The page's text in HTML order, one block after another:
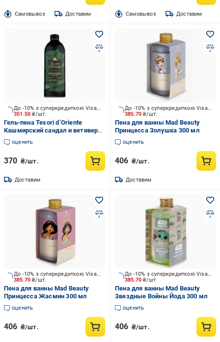
Cамовывоз Доставим Cамовывоз Доставим
351.50₴/шт.
До -10% з суперкредиткою Visa Вигода
Гель-пена Tesori d’Oriente
Кашмирский сандал и ветивер
500 мл
оценить
370 ₴/шт.
Доставим
385.70₴/шт.
До -10% з суперкредиткою Visa Вигода
Пена для ванны Mad Beauty
Принцесса Золушка 300 мл
оценить
406 ₴/шт.
Доставим
385.70₴/шт.
До -10% з суперкредиткою Visa Вигода
Пена для ванны Mad Beauty
Принцесса Жасмин 300 мл
оценить
406 ₴/шт.
385.70₴/шт.
До -10% з суперкредиткою Visa Вигода
Пена для ванны Mad Beauty
Звездные Войны Йода 300 мл
оценить
406 ₴/шт.